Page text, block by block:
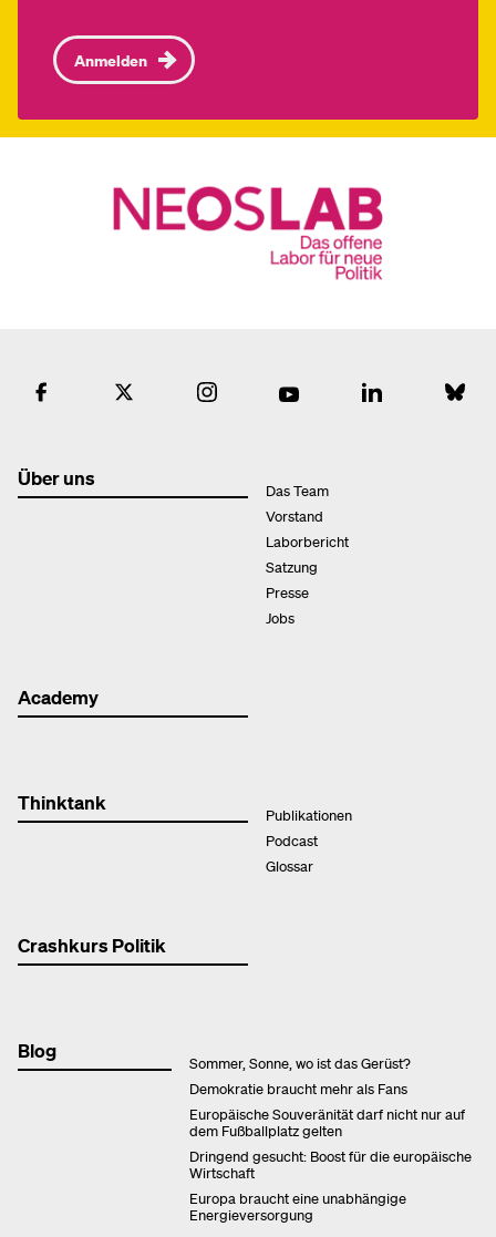
Anmelden
Über uns
Das Team
Vorstand
Laborbericht
Satzung
Presse
Jobs
Academy
Thinktank
Publikationen
Podcast
Glossar
Crashkurs Politik
Blog
Sommer, Sonne, wo ist das Gerüst?
Demokratie braucht mehr als Fans
Europäische Souveränität darf nicht nur auf
dem Fußballplatz gelten
Dringend gesucht: Boost für die europäische
Wirtschaft
Europa braucht eine unabhängige
Energieversorgung